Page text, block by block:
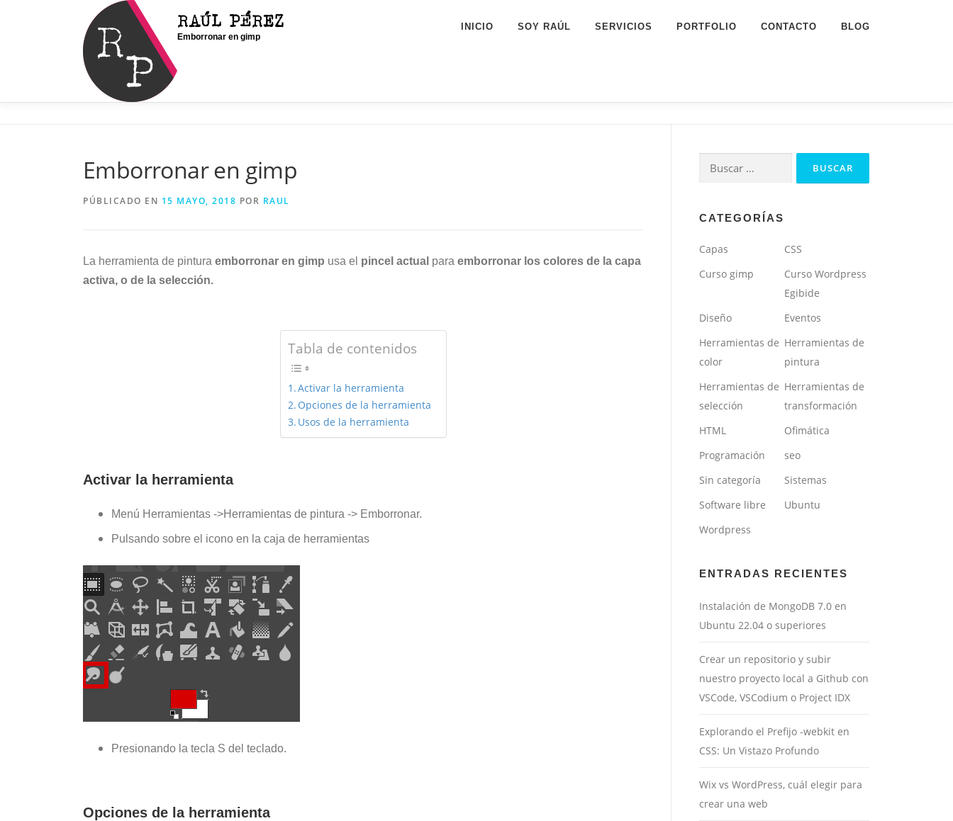
RAÚL PÉREZ
Emborronar en gimp
INICIO SOY RAÚL SERVICIOS PORTFOLIO CONTACTO BLOG
Emborronar en gimp
PÚBLICADO EN 15 MAYO, 2018 POR RAUL
La herramienta de pintura emborronar en gimp usa el pincel actual para emborronar los colores de la capa
activa, o de la selección.
Tabla de contenidos
Activar la herramienta
Opciones de la herramienta
Usos de la herramienta
Activar la herramienta
Menú Herramientas ->Herramientas de pintura -> Emborronar.
Pulsando sobre el icono en la caja de herramientas
Presionando la tecla S del teclado.
Opciones de la herramienta
Buscar:
CATEGORÍAS
Capas
CSS
Curso gimp
Curso Wordpress
Egibide
Diseño
Eventos
Herramientas de
color
Herramientas de
pintura
Herramientas de
selección
Herramientas de
transformación
HTML
Ofimática
Programación
seo
Sin categoría
Sistemas
Software libre
Ubuntu
Wordpress
ENTRADAS RECIENTES
Instalación de MongoDB 7.0 en
Ubuntu 22.04 o superiores
Crear un repositorio y subir
nuestro proyecto local a Github con
VSCode, VSCodium o Project IDX
Explorando el Prefijo -webkit en
CSS: Un Vistazo Profundo
Wix vs WordPress, cuál elegir para
crear una web